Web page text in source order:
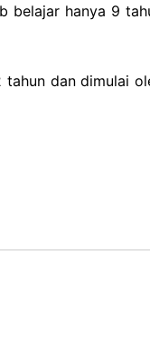
belajar hanya 9
tahun dan dimulai